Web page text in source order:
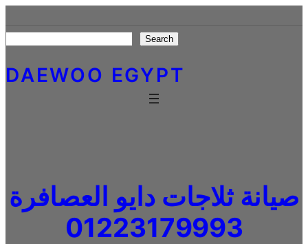
to
content
Search
DAEWOO EGYPT
صيانة ثلاجات دايو العصافرة
01223179993